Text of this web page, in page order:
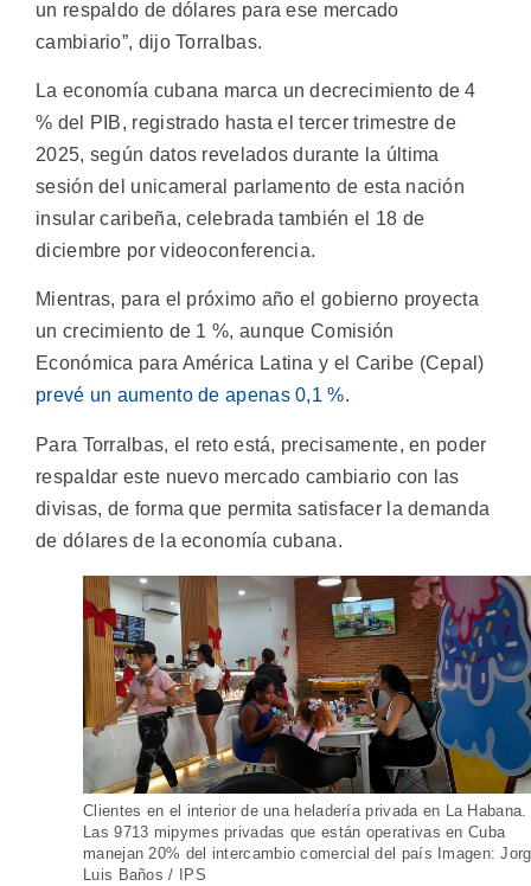
un respaldo de dólares para ese mercado
cambiario”, dijo Torralbas.
La economía cubana marca un decrecimiento de 4
% del PIB, registrado hasta el tercer trimestre de
2025, según datos revelados durante la última
sesión del unicameral parlamento de esta nación
insular caribeña, celebrada también el 18 de
diciembre por videoconferencia.
Mientras, para el próximo año el gobierno proyecta
un crecimiento de 1 %, aunque Comisión
Económica para América Latina y el Caribe (Cepal)
prevé un aumento de apenas 0,1 %.
Para Torralbas, el reto está, precisamente, en poder
respaldar este nuevo mercado cambiario con las
divisas, de forma que permita satisfacer la demanda
de dólares de la economía cubana.
Clientes en el interior de una heladería privada en La Habana.
Las 9713 mipymes privadas que están operativas en Cuba
manejan 20% del intercambio comercial del país Imagen:
Luis Baños / IPS